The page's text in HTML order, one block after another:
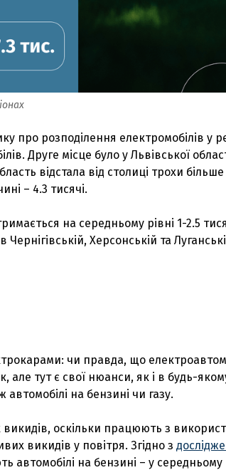
про розподілення електромобілів у
Друге місце було у Львівської
відстала від столиці трохи
– 4.3 тисячі.
на середньому рівні 1-2.5
Херсонській та
чи правда, що
тут є свої нюанси, як і в будь-
на бензині чи газу.
оскільки працюють з
викидів у повітря. Згідно з
автомобілі на бензині – у